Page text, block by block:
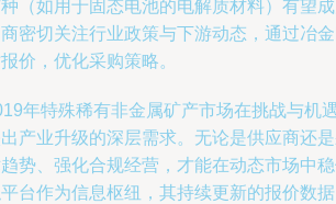
（如用于固态电池的电解质材料）有望
密切关注行业政策与下游动态，通过冶
价，优化采购策略。
年特殊稀有非金属矿产市场在挑战与机
产业升级的深层需求。无论是供应商还
势、强化合规经营，才能在动态市场中
台作为信息枢纽，其持续更新的报价数